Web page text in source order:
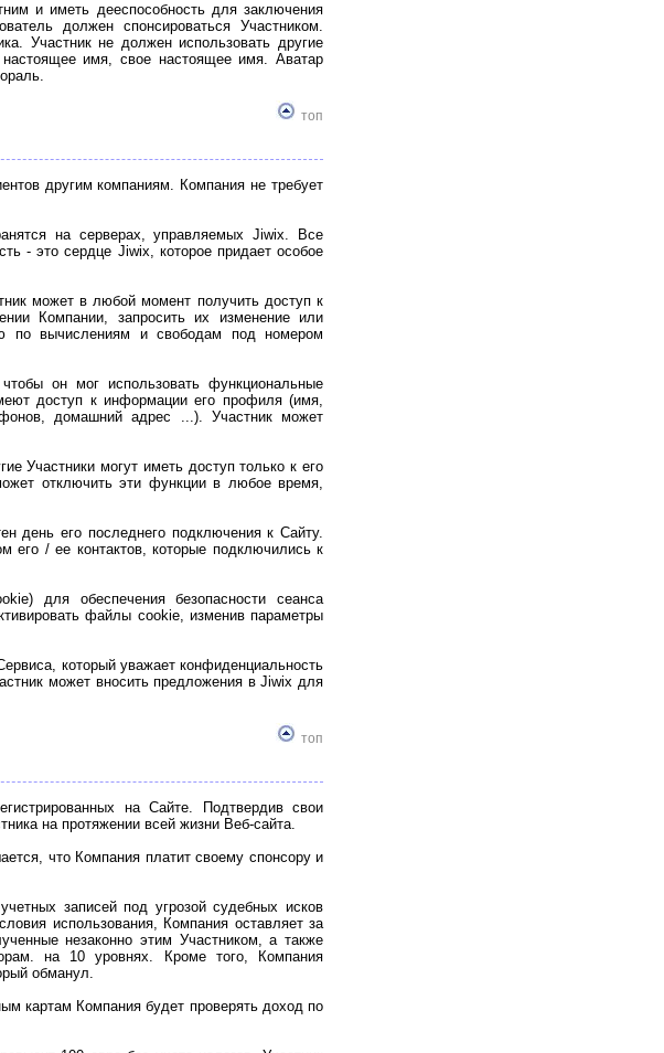
и иметь дееспособность для заключения
должен спонсироваться Участником.
Участник не должен использовать другие
имя, свое настоящее имя. Аватар
топ
другим компаниям. Компания не требует
на серверах, управляемых Jiwix. Все
- это сердце Jiwix, которое придает особое
может в любой момент получить доступ к
Компании, запросить их изменение или
по вычислениям и свободам под номером
он мог использовать функциональные
доступ к информации его профиля (имя,
домашний адрес ...). Участник может
Участники могут иметь доступ только к его
отключить эти функции в любое время,
день его последнего подключения к Сайту.
его / ее контактов, которые подключились к
для обеспечения безопасности сеанса
файлы cookie, изменив параметры
который уважает конфиденциальность
может вносить предложения в Jiwix для
топ
на Сайте. Подтвердив свои
на протяжении всей жизни Веб-сайта.
что Компания платит своему спонсору и
записей под угрозой судебных исков
использования, Компания оставляет за
незаконно этим Участником, а также
на 10 уровнях. Кроме того, Компания
обманул.
картам Компания будет проверять доход по